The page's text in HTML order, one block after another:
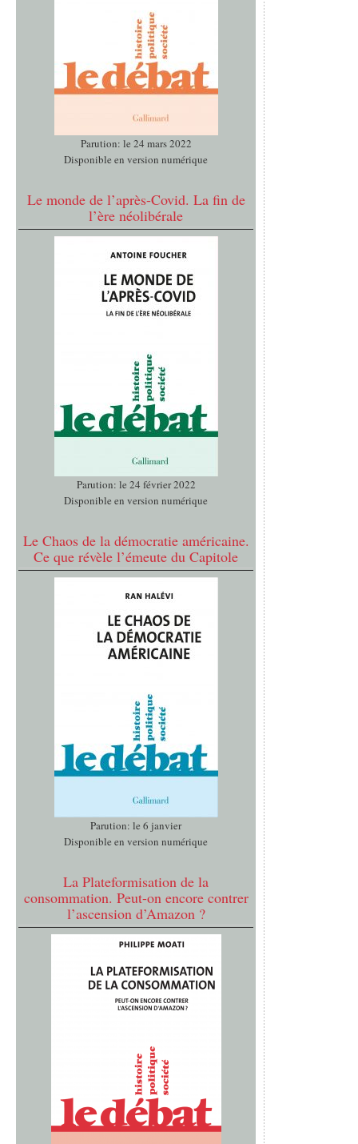
Parution: le 24 mars 2022
Disponible en version numérique
Le monde de l’après-Covid. La fin de
l’ère néolibérale
Parution: le 24 février 2022
Disponible en version numérique
Le Chaos de la démocratie américaine.
Ce que révèle l’émeute du Capitole
Parution: le 6 janvier
Disponible en version numérique
La Plateformisation de la
consommation. Peut-on encore contrer
l’ascension d’Amazon ?